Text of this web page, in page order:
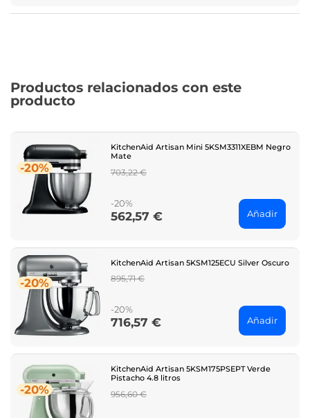
Productos relacionados con este
producto
-20%
KitchenAid Artisan Mini 5KSM3311XEBM Negro
Mate
Regular
703,22 €
-20%
Price
562,57 € Añadir
-20%
KitchenAid Artisan 5KSM125ECU Silver Oscuro
Regular
895,71 €
-20%
Price
716,57 € Añadir
-20%
KitchenAid Artisan 5KSM175PSEPT Verde
Pistacho 4.8 litros
Regular
956,60 €